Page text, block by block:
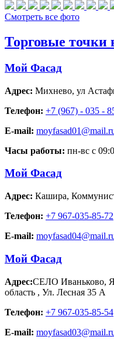
Смотреть все фото
Торговые
Мой Фасад
Адрес: Михнево, ул
Телефон: +7 (967) - 035 -
E-mail:
Часы работы: пн-вс с
Мой Фасад
Адрес: Кашира,
Телефон: +7 967-035-85-72
E-mail:
Мой Фасад
Адрес:СЕЛО Иваньково,
область , Ул. Лесная 35 А
Телефон: +7 967-035-85-54
E-mail: